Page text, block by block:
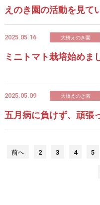
えのき園の活動を見て
2025.05.16 大橋えのき園
ミニトマト栽培始めま
2025.05.09 大橋えのき園
五月病に負けず、頑張
前へ 2 3 4 5